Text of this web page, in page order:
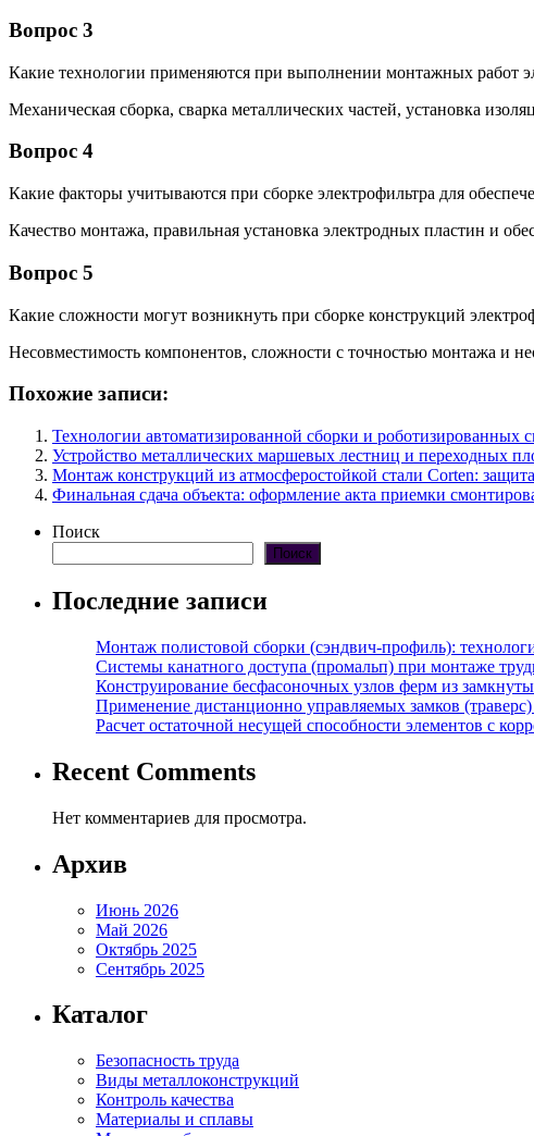
Вопрос 3
Какие технологии применяются при выполнении монтажных работ
Механическая сборка, сварка металлических частей, установка
Вопрос 4
Какие факторы учитываются при сборке электрофильтра для
Качество монтажа, правильная установка электродных пластин и
Вопрос 5
Какие сложности могут возникнуть при сборке конструкций
Несовместимость компонентов, сложности с точностью монтажа и
Похожие записи:
Технологии автоматизированной сборки и роботизированных
Устройство металлических маршевых лестниц и переходных
Монтаж конструкций из атмосферостойкой стали Corten:
Финальная сдача объекта: оформление акта приемки
Поиск
Поиск
Последние записи
Монтаж полистовой сборки (сэндвич-профиль):
Системы канатного доступа (промальп) при монтаже
Конструирование бесфасоночных узлов ферм из
Применение дистанционно управляемых замков
Расчет остаточной несущей способности элементов с
Recent Comments
Нет комментариев для просмотра.
Архив
Июнь 2026
Май 2026
Октябрь 2025
Сентябрь 2025
Каталог
Безопасность труда
Виды металлоконструкций
Контроль качества
Материалы и сплавы